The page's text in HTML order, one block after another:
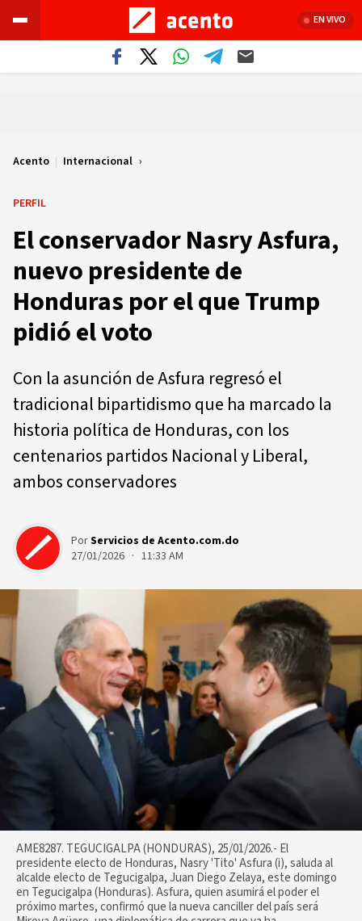
EN VIVO
Acento | Internacional
PERFIL
El conservador Nasry Asfura,
nuevo presidente de
Honduras por el que Trump
pidió el voto
Con la asunción de Asfura regresó el
tradicional bipartidismo que ha marcado la
historia política de Honduras, con los
centenarios partidos Nacional y Liberal,
ambos conservadores
PorServicios de Acento.com.do
27/01/2026 · 11:33 AM
AME8287. TEGUCIGALPA (HONDURAS), 25/01/2026.- El
presidente electo de Honduras, Nasry 'Tito' Asfura (i), saluda al
alcalde electo de Tegucigalpa, Juan Diego Zelaya, este domingo
en Tegucigalpa (Honduras). Asfura, quien asumirá el poder el
próximo martes, confirmó que la nueva canciller del país será